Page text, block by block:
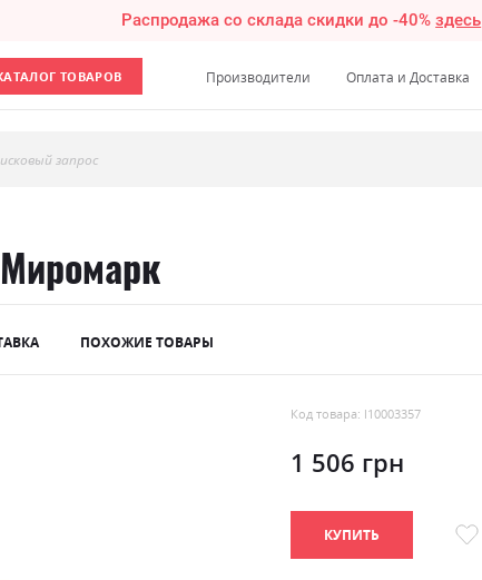
Распродажа со склада скидки до -40%здесь
ТОВАРОВ Производители Оплата и Доставка
запрос
ПОХОЖИЕ ТОВАРЫ
Код товара: l10003357
1 506 грн
КУПИТЬ